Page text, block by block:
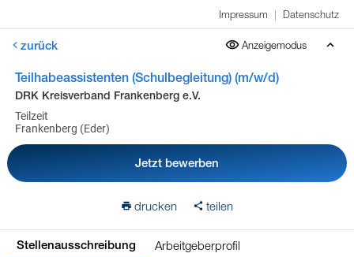
Impressum | Datenschutz
zurück Anzeigemodus
Teilhabeassistenten (Schulbegleitung) (m/w/d)
DRK Kreisverband Frankenberg e.V.
Teilzeit
Frankenberg (Eder)
Jetzt bewerben
drucken teilen
Stellenausschreibung Arbeitgeberprofil